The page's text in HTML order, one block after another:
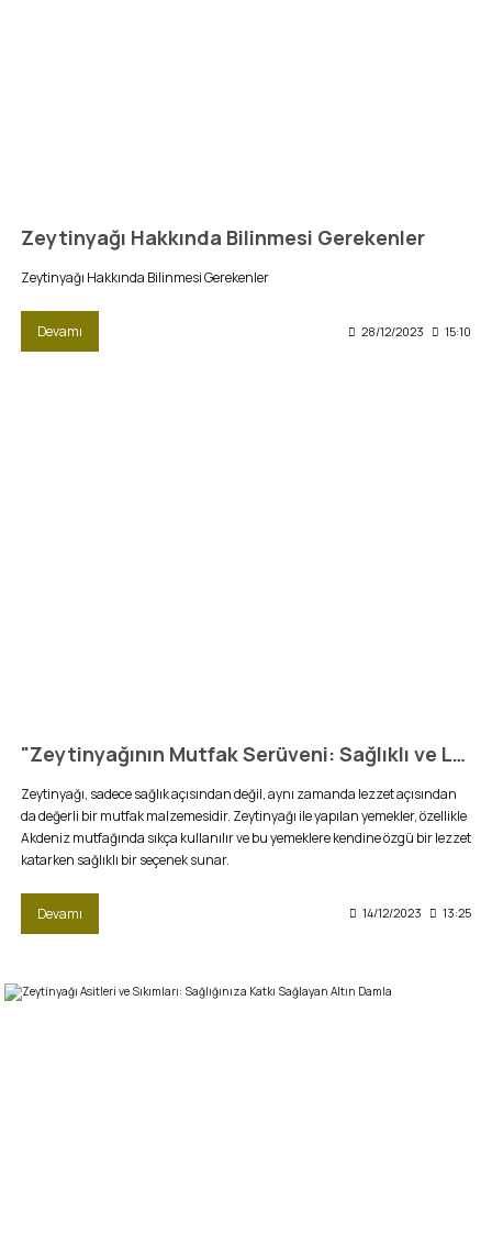
Zeytinyağı Hakkında Bilinmesi Gerekenler
Zeytinyağı Hakkında Bilinmesi Gerekenler
Devamı 28/12/2023 15:10
"Zeytinyağının Mutfak Serüveni: Sağlıklı ve Lezzet Dolu Tariflerle Yolculuk"
Zeytinyağı, sadece sağlık açısından değil, aynı zamanda lezzet açısından
da değerli bir mutfak malzemesidir. Zeytinyağı ile yapılan yemekler, özellikle
Akdeniz mutfağında sıkça kullanılır ve bu yemeklere kendine özgü bir lezzet
katarken sağlıklı bir seçenek sunar.
Devamı 14/12/2023 13:25